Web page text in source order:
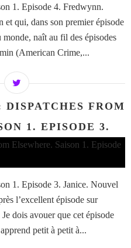
1. Episode 4. Fredwynn.
et qui, dans son premier épisode
monde, naît au fil des épisodes
(American Crime,...
FROM
1. EPISODE 3.
1. Episode 3. Janice. Nouvel
l’excellent épisode sur
dois avouer que cet épisode
petit à petit à...